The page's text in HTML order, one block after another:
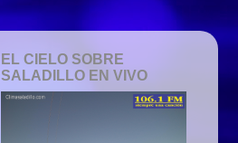
EL CIELO SOBRE
SALADILLO EN VIVO